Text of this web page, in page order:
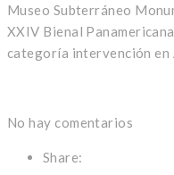
Museo Subterráneo
XXIV Bienal
categoría intervención
No hay comentarios
Share: